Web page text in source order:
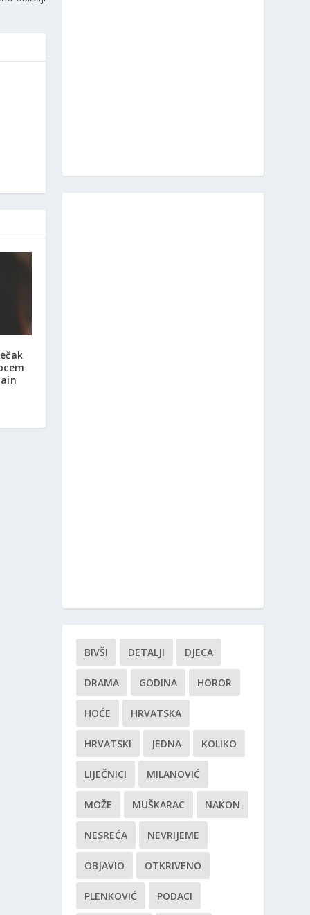
BIVŠI DETALJI DJECA
DRAMA GODINA HOROR
HOĆE HRVATSKA
HRVATSKI JEDNA KOLIKO
LIJEČNICI MILANOVIĆ
MOŽE MUŠKARAC NAKON
NESREĆA NEVRIJEME
OBJAVIO OTKRIVENO
PLENKOVIĆ PODACI